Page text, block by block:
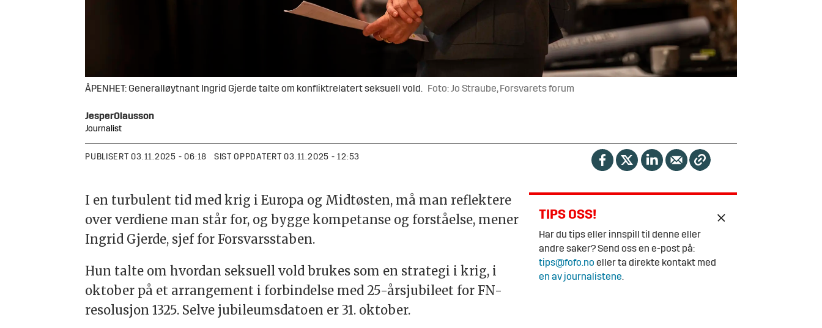
ÅPENHET: Generalløytnant Ingrid Gjerde talte om konfliktrelatert seksuell vold. Foto: Jo Straube, Forsvarets forum
JesperOlausson
Journalist
PUBLISERT 03.11.2025 - 06:18 SIST OPPDATERT 03.11.2025 - 12:53
TIPS OSS!
Har du tips eller innspill til denne eller
andre saker? Send oss en e-post på:
tips@fofo.no eller ta direkte kontakt med
en av journalistene.
I en turbulent tid med krig i Europa og Midtøsten, må man reflektere
over verdiene man står for, og bygge kompetanse og forståelse, mener
Ingrid Gjerde, sjef for Forsvarsstaben.
Hun talte om hvordan seksuell vold brukes som en strategi i krig, i
oktober på et arrangement i forbindelse med 25-årsjubileet for FN-
resolusjon 1325. Selve jubileumsdatoen er 31. oktober.